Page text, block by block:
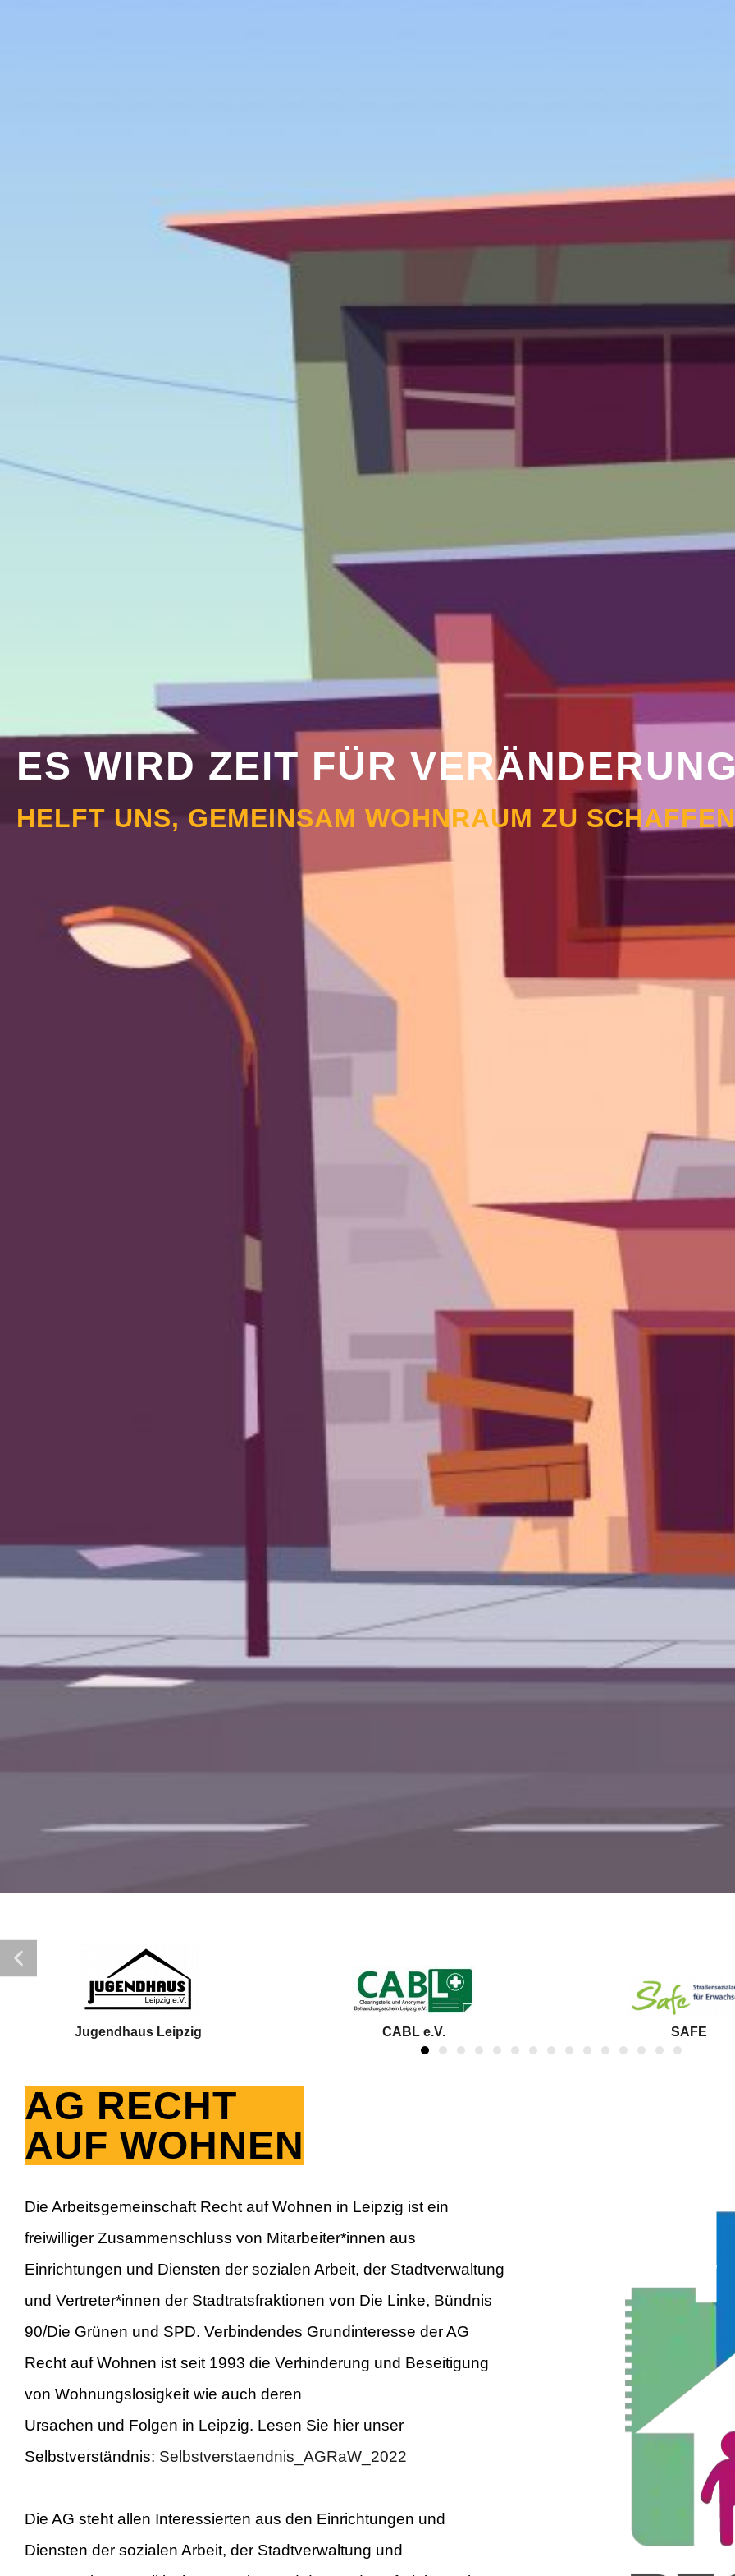
ES WIRD ZEIT FÜR
HELFT UNS, GEMEINSAM WOHNRAUM ZU SCHAFFEN
Jugendhaus Leipzig CABL e.V. SAFE
AG RECHT
AUF WOHNEN
Die Arbeitsgemeinschaft Recht auf Wohnen in Leipzig ist ein
freiwilliger Zusammenschluss von Mitarbeiter*innen aus
Einrichtungen und Diensten der sozialen Arbeit, der Stadtverwaltung
und Vertreter*innen der Stadtratsfraktionen von Die Linke, Bündnis
90/Die Grünen und SPD. Verbindendes Grundinteresse der AG
Recht auf Wohnen ist seit 1993 die Verhinderung und Beseitigung
von Wohnungslosigkeit wie auch deren
Ursachen und Folgen in Leipzig. Lesen Sie hier unser
Selbstverständnis: Selbstverstaendnis_AGRaW_2022
Die AG steht allen Interessierten aus den Einrichtungen und
Diensten der sozialen Arbeit, der Stadtverwaltung und